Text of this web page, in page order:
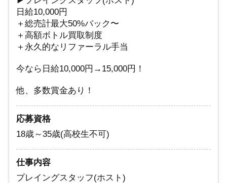
日給10,000円
＋総売計最大50%バック〜
＋高額ボトル買取制度
＋永久的なリファーラル手当
今なら日給10,000円→15,000円！
他、多数賞金あり！
応募資格
18歳～35歳(高校生不可)
仕事内容
プレイングスタッフ(ホスト)